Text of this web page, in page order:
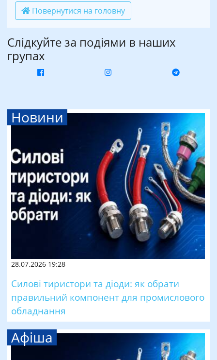
Повернутися на головну
Слідкуйте за подіями в наших
групах
Новини
28.07.2026 19:28
Силові тиристори та діоди: як обрати
правильний компонент для промислового
обладнання
Афіша